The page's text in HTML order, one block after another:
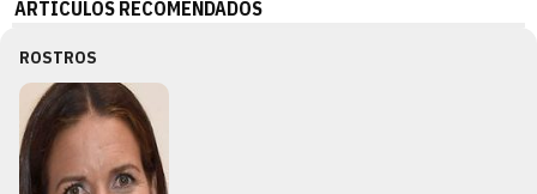
ARTÍCULOS RECOMENDADOS
ROSTROS